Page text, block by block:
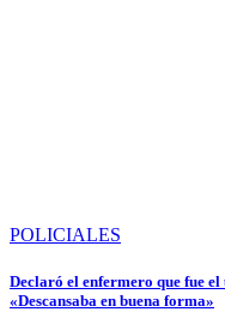
POLICIALES
Declaró el enfermero que fue
«Descansaba en buena forma»